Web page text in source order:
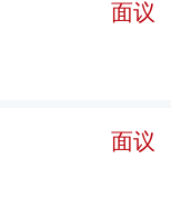
水平；开业后10
中心。
面议
面议